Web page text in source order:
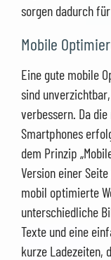
sorgen dadurch
Mobile
Eine gute mobile
sind
verbessern. Da
Smartphones
dem Prinzip
Version einer
mobil optimierte
unterschiedliche
Texte und eine
kurze Ladezeiten,